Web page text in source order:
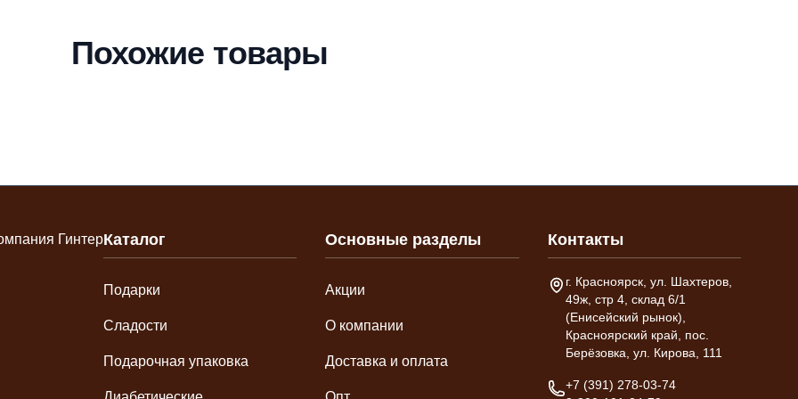
Похожие товары
Каталог
Подарки
Сладости
Подарочная упаковка
Основные разделы
Акции
О компании
Доставка и оплата
Контакты
Адрес склада
г. Красноярск, ул. Шахтеров,
49ж, стр 4, склад 6/1
(Енисейский рынок),
Красноярский край, пос.
Берёзовка, ул. Кирова, 111
Телефон
+7 (391) 278-03-74